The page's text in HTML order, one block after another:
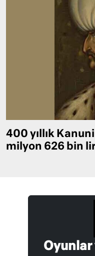
400 yıllık
milyon 626 bin
Oyunlar